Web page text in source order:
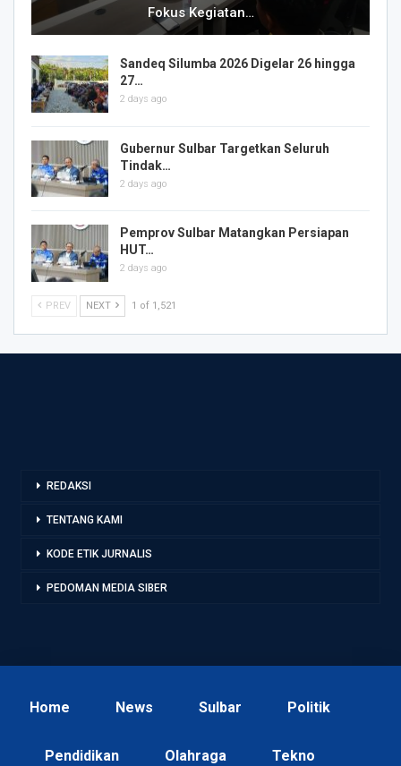
Fokus Kegiatan…
Sandeq Silumba 2026 Digelar 26 hingga
27…
2 days ago
Gubernur Sulbar Targetkan Seluruh
Tindak…
2 days ago
Pemprov Sulbar Matangkan Persiapan
HUT…
2 days ago
PREV NEXT 1 of 1,521
REDAKSI
TENTANG KAMI
KODE ETIK JURNALIS
PEDOMAN MEDIA SIBER
Home News Sulbar Politik
Pendidikan Olahraga Tekno